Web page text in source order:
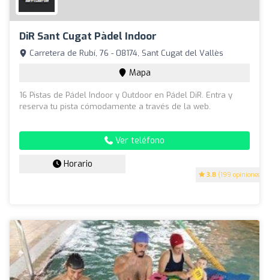
DiR Sant Cugat Pàdel Indoor
3.8 (199 opiniones)
Carretera de Rubí, 76 - 08174, Sant Cugat del Vallès
Mapa
16 Pistas de Pádel Indoor y Outdoor en Pádel DiR. Entra y
reserva tu pista cómodamente a través de la web.
Ver teléfono
Horario